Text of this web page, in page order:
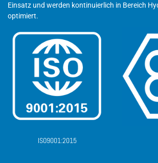
Einsatz und werden kontinuierlich in Bereich
optimiert.
ISO9001:2015